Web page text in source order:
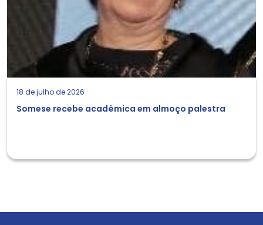
18 de julho de 2026
Somese recebe acadêmica em almoço palestra